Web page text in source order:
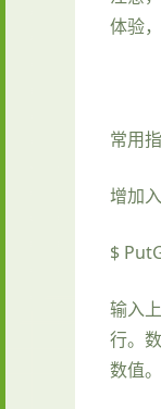
体验
常用
增加入
$
输入
行。
数值。